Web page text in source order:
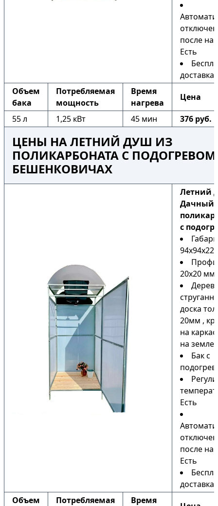
после
Есть
доставка
Объем
бака
Потребляемая
мощность
Время
нагрева
Цена
55 л 1,25 кВт 45 мин 376 руб.
ЦЕНЫ НА ЛЕТНИЙ ДУШ ИЗ
ПОЛИКАРБОНАТА С ПОДОГРЕВОМ
БЕШЕНКОВИЧАХ
Летний
Дачный
с
20х20 мм
доска
20мм ,
на
на земле)
Бак с
Есть
после
Есть
доставка
Объем
Потребляемая Время